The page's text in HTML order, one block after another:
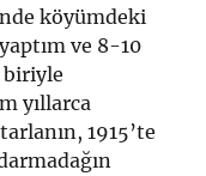
köyümdeki
ve 8-10
biriyle
yıllarca
1915’te